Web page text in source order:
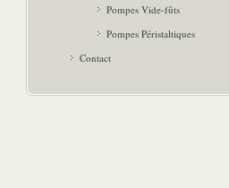
Pompes Vide-fûts
Pompes Péristaltiques
Contact